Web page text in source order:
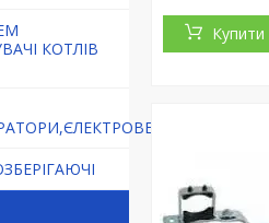
КОТЛІВ
Купити